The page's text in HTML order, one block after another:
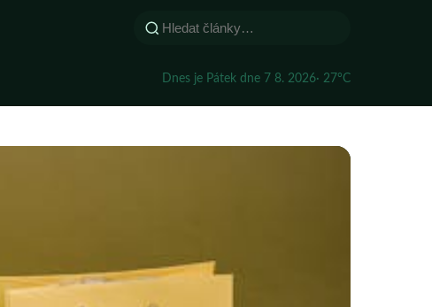
Dnes je Pátek dne 7 8. 2026· 27°C